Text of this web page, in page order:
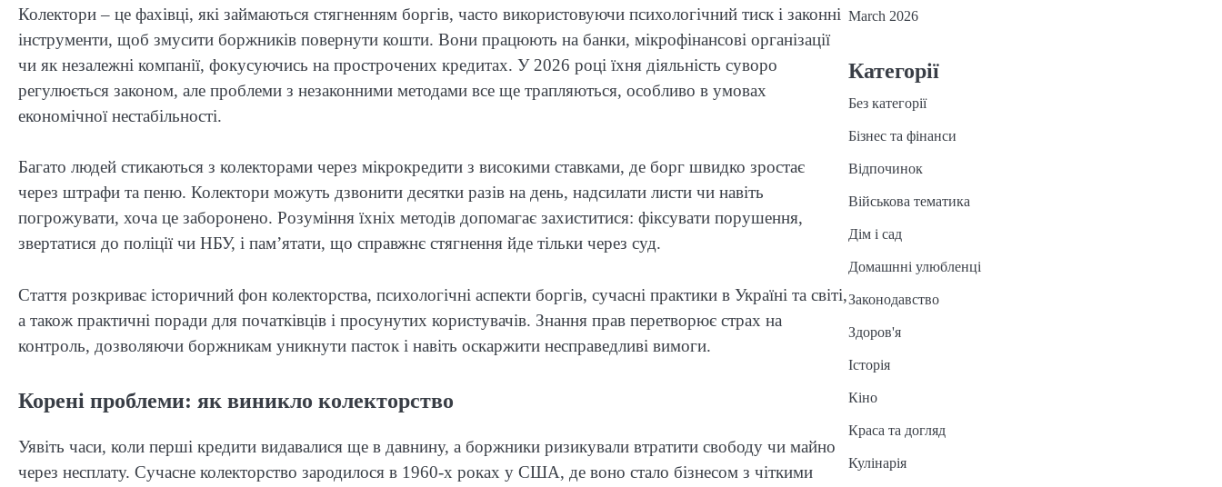
Колектори – це фахівці, які займаються стягненням боргів, часто використовуючи психологічний тиск і законні
інструменти, щоб змусити боржників повернути кошти. Вони працюють на банки, мікрофінансові організації
чи як незалежні компанії, фокусуючись на прострочених кредитах. У 2026 році їхня діяльність суворо
регулюється законом, але проблеми з незаконними методами все ще трапляються, особливо в умовах
економічної нестабільності.
Багато людей стикаються з колекторами через мікрокредити з високими ставками, де борг швидко зростає
через штрафи та пеню. Колектори можуть дзвонити десятки разів на день, надсилати листи чи навіть
погрожувати, хоча це заборонено. Розуміння їхніх методів допомагає захиститися: фіксувати порушення,
звертатися до поліції чи НБУ, і пам’ятати, що справжнє стягнення йде тільки через суд.
Стаття розкриває історичний фон колекторства, психологічні аспекти боргів, сучасні практики в Україні та світі,
а також практичні поради для початківців і просунутих користувачів. Знання прав перетворює страх на
контроль, дозволяючи боржникам уникнути пасток і навіть оскаржити несправедливі вимоги.
Корені проблеми: як виникло колекторство
Уявіть часи, коли перші кредити видавалися ще в давнину, а боржники ризикували втратити свободу чи майно
через несплату. Сучасне колекторство зародилося в 1960-х роках у США, де воно стало бізнесом з чіткими
March 2026
Категорії
Без категорії
Бізнес та фінанси
Відпочинок
Військова тематика
Дім і сад
Домашнні улюбленці
Законодавство
Здоров'я
Історія
Кіно
Краса та догляд
Кулінарія